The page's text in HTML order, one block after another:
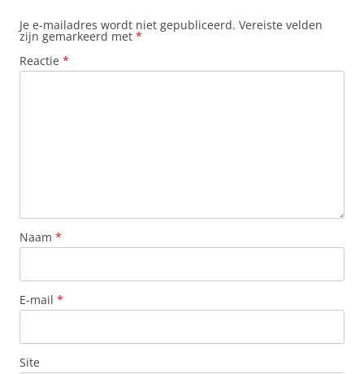
Je e-mailadres wordt niet gepubliceerd. Vereiste velden
zijn gemarkeerd met *
Reactie *
Naam *
E-mail *
Site